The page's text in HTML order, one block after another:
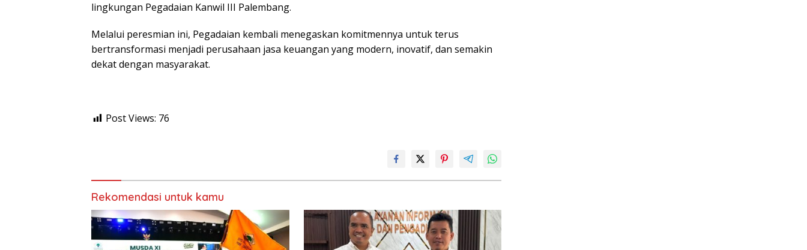
lingkungan Pegadaian Kanwil III Palembang.
Melalui peresmian ini, Pegadaian kembali menegaskan komitmennya untuk terus
bertransformasi menjadi perusahaan jasa keuangan yang modern, inovatif, dan semakin
dekat dengan masyarakat.
Post Views: 76
Rekomendasi untuk kamu